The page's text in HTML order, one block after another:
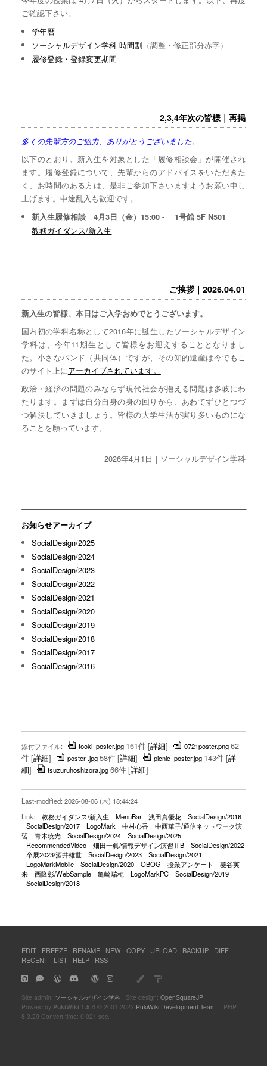
ご確認下さい。
学年暦
ソーシャルデザイン学科 時間割 （調整・修正部分赤字）
履修登録・登録変更期間
2,3,4年次の皆様｜再掲
多くの先輩方のご協力、ありがとうございました。
以下のとおり、新入生を対象とした「履修相談会」が開催され
ます。履修登録について、先輩からのアドバイスをいただきた
く、お時間のある方は、是非ご参加下さいますようお願い申し
上げます。中途乱入も歓迎です。
新入生履修相談 4月3日（金）15:00 - 1号館 5F N501
教務ガイダンス/新入生
ご挨拶｜2026.04.01
新入生の皆様、本日はご入学おめでとうございます。
国内初の学科名称として2016年に誕生したソーシャルデザイン
学科は、今年11期生として皆様をお迎えすることとなりまし
た。小さなバンド（共同体）ですが、その知的遺産は今でもこ
のサイト上にアーカイブされています。
政治・経済の問題のみならず現代社会が抱える問題は多岐にわ
たります。まずは自分自身の身の回りから、あわてずひとつづ
つ解決していきましょう。皆様の大学生活が実り多いものにな
ることを願っています。
2026年4月1日｜ソーシャルデザイン学科
お知らせアーカイブ
SocialDesign/2025
SocialDesign/2024
SocialDesign/2023
SocialDesign/2022
SocialDesign/2021
SocialDesign/2020
SocialDesign/2019
SocialDesign/2018
SocialDesign/2017
SocialDesign/2016
添付ファイル: tooki_poster.jpg 161件[詳細] 0721poster.png62
件[詳細] poster-.jpg58件[詳細] picnic_poster.jpg 143件[詳
細] tsuzuruhoshizora.jpg66件[詳細]
Last-modified: 2026-08-06 (木) 18:44:24
Link:
教務ガイダンス/新入生 MenuBar 浅田真優花
SocialDesign/2016
SocialDesign/2017
LogoMark 中村心香
中西華子/通信ネットワーク演
習
青木暁光 SocialDesign/2024
SocialDesign/2025
RecommendedVideo
畑田一眞/情報デザイン演習ⅡB
SocialDesign/2022
卒展2023/酒井雄世
SocialDesign/2023
SocialDesign/2021
LogoMarkMobile
SocialDesign/2020 OBOG 授業アンケート
菱谷実
来
西隆彰/WebSample 亀崎瑞穂 LogoMarkPC
SocialDesign/2019
SocialDesign/2018
EDIT FREEZE RENAME NEW COPY UPLOAD BACKUP
DIFF
RECENT
LIST HELP RSS
｜ ｜
Site admin: ソーシャルデザイン学科Site design: OpenSquareJP
Powerd by PukiWiki 1.5.4 © 2001-2022 PukiWiki Development Team PHP
8.3.29 Convert time: 0.021 sec.